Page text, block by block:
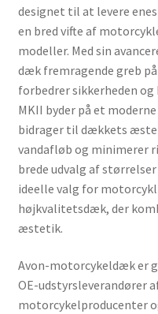
designet til at levere
en bred vifte af
modeller. Med sin
dæk fremragende greb
forbedrer sikkerheden og
MKII byder på et
bidrager til dækkets
vandafløb og minimerer
brede udvalg af størrelser
ideelle valg for
højkvalitetsdæk, der
æstetik.
Avon-motorcykeldæk er
OE-udstyrsleverandører
motorcykelproducenter